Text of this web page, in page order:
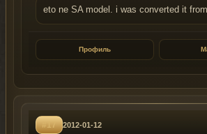
eto ne SA model. i was converted it
Профиль
#17 2012-01-12